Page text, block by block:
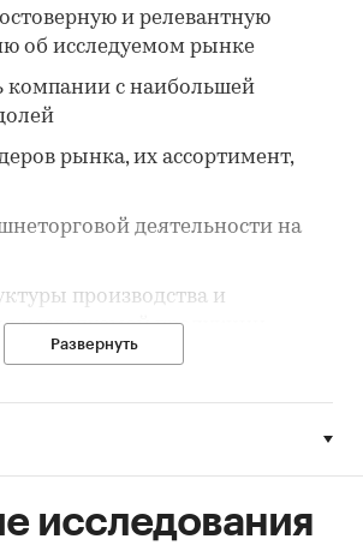
и релевантную
об исследуемом рынке
компании с наибольшей
рынка, их ассортимент,
деятельности на
производства и
исследуемой продукции
развития исследуемого
композита (декинг)
Развернуть
исследования